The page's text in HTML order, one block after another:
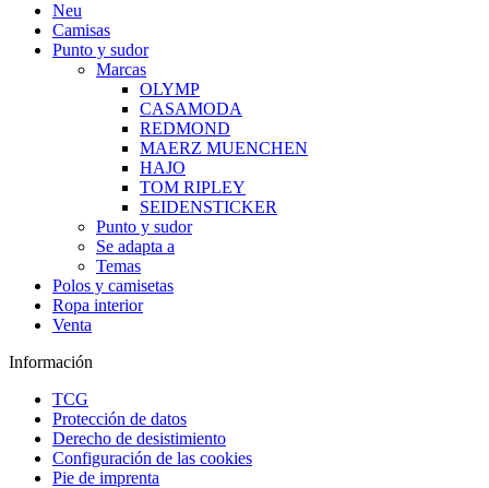
Neu
Camisas
Punto y sudor
Marcas
OLYMP
CASAMODA
REDMOND
MAERZ MUENCHEN
HAJO
TOM RIPLEY
SEIDENSTICKER
Punto y sudor
Se adapta a
Temas
Polos y camisetas
Ropa interior
Venta
Información
TCG
Protección de datos
Derecho de desistimiento
Configuración de las cookies
Pie de imprenta